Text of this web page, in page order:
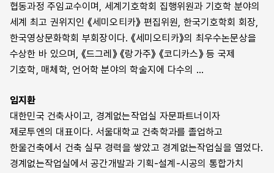
협동과정 주임교수이며, 세계기호학회 집행위원과 기호학 분야의
세계 최고 권위지인 《세미오티카》 편집위원, 한국기호학회 회장,
한국영상문화학회 부회장이다. 《세미오티카》의 최우수논문상을
수상한 바 있으며, 《드그레》 《랑가주》 《코디카스》 등 국제
기호학, 매체학, 언어학 분야의 학술지에 다수의 …
임지환
대한민국 건축사이고, 경계없는작업실 자문파트너이자
제로투엔의 대표이다. 서울대학교 건축학과를 졸업하고
한울건축에서 건축 실무 경력을 쌓았고 경계없는작업실을 열었다.
경계없는작업실에서 공간개발과 기획-설계-시공의 통합가치